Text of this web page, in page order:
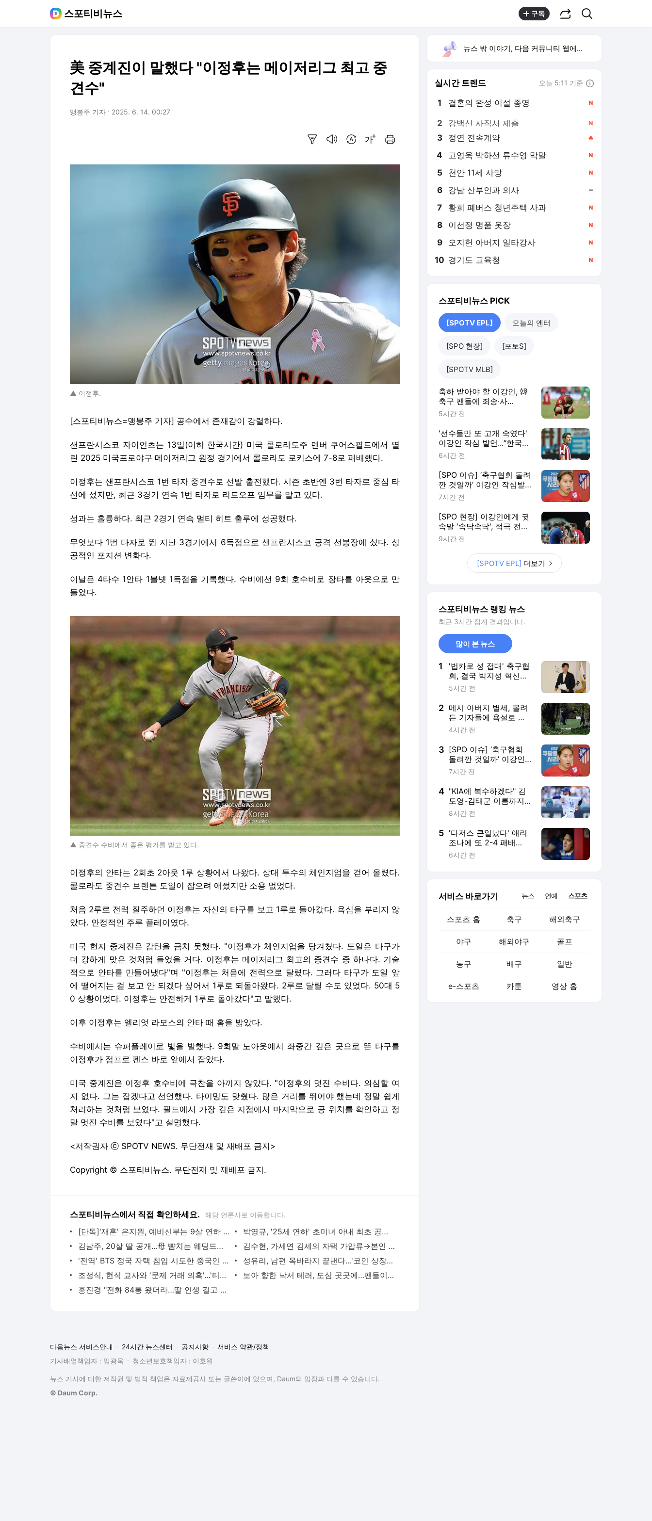
스포티비뉴스 구독
美 중계진이 말했다 "이정후는 메이저리그 최고 중
견수"
맹봉주 기자 2025. 6. 14. 00:27
▲ 이정후.
[스포티비뉴스=맹봉주 기자] 공수에서 존재감이 강렬하다.
샌프란시스코 자이언츠는 13일(이하 한국시간) 미국 콜로라도주 덴버 쿠어스필드에서 열
린 2025 미국프로야구 메이저리그 원정 경기에서 콜로라도 로키스에 7-8로 패배했다.
이정후는 샌프란시스코 1번 타자 중견수로 선발 출전했다. 시즌 초반엔 3번 타자로 중심 타
선에 섰지만, 최근 3경기 연속 1번 타자로 리드오프 임무를 맡고 있다.
성과는 훌륭하다. 최근 2경기 연속 멀티 히트 출루에 성공했다.
무엇보다 1번 타자로 뛴 지난 3경기에서 6득점으로 샌프란시스코 공격 선봉장에 섰다. 성
공적인 포지션 변화다.
이날은 4타수 1안타 1볼넷 1득점을 기록했다. 수비에선 9회 호수비로 장타를 아웃으로 만
들었다.
▲ 중견수 수비에서 좋은 평가를 받고 있다.
이정후의 안타는 2회초 2아웃 1루 상황에서 나왔다. 상대 투수의 체인지업을 걷어 올렸다.
콜로라도 중견수 브렌튼 도일이 잡으려 애썼지만 소용 없었다.
처음 2루로 전력 질주하던 이정후는 자신의 타구를 보고 1루로 돌아갔다. 욕심을 부리지 않
았다. 안정적인 주루 플레이였다.
미국 현지 중계진은 감탄을 금치 못했다. "이정후가 체인지업을 당겨쳤다. 도일은 타구가
더 강하게 맞은 것처럼 들었을 거다. 이정후는 메이저리그 최고의 중견수 중 하나다. 기술
적으로 안타를 만들어냈다"며 "이정후는 처음에 전력으로 달렸다. 그러다 타구가 도일 앞
에 떨어지는 걸 보고 안 되겠다 싶어서 1루로 되돌아왔다. 2루로 달릴 수도 있었다. 50대 5
0 상황이었다. 이정후는 안전하게 1루로 돌아갔다"고 말했다.
이후 이정후는 엘리엇 라모스의 안타 때 홈을 밟았다.
수비에서는 슈퍼플레이로 빛을 발했다. 9회말 노아웃에서 좌중간 깊은 곳으로 뜬 타구를
이정후가 점프로 펜스 바로 앞에서 잡았다.
미국 중계진은 이정후 호수비에 극찬을 아끼지 않았다. "이정후의 멋진 수비다. 의심할 여
지 없다. 그는 잡겠다고 선언했다. 타이밍도 맞췄다. 많은 거리를 뛰어야 했는데 정말 쉽게
처리하는 것처럼 보였다. 필드에서 가장 깊은 지점에서 마지막으로 공 위치를 확인하고 정
말 멋진 수비를 보였다"고 설명했다.
<저작권자 ⓒ SPOTV NEWS. 무단전재 및 재배포 금지>
Copyright © 스포티비뉴스. 무단전재 및 재배포 금지.
스포티비뉴스에서 직접 확인하세요. 해당 언론사로 이동합니다.
[단독]'재혼' 은지원, 예비신부는 9살 연하 스타일리스트 - SPOTV NEWS
박영규, '25세 연하' 초미녀 아내 최초 공개…"유작이라는 마음으로"('살림남') - SPOTV NEWS
김남주, 20살 딸 공개…母 뺨치는 웨딩드레스 자태 '시선집중' - SPOTV NEWS
김수현, 가세연 김세의 자택 가압류→본인 자택은 광고주에 가압류 '어쩌나'[종합] - SPOTV NEWS
'전역' BTS 정국 자택 침입 시도한 중국인 여성, 경찰에 현행범 체포 - SPOTV NEWS
성유리, 남편 옥바라지 끝낸다…'코인 상장 뒷돈→구속' 안성현 보석 인용 - SPOTV NEWS
조정식, 현직 교사와 '문제 거래 의혹'…'티처스2' 인터뷰서 해명할까 - SPOTV NEWS
보아 향한 낙서 테러, 도심 곳곳에…팬들이 직접 지웠다 '분노' - SPOTV NEWS
홍진경 "전화 84통 왔더라…딸 인생 걸고 맹세" 빨간옷 정치색 논란 해명[종합] - SPOTV NEWS
뉴스 밖 이야기, 다음 커뮤니티 웹에서 보기
실시간 트렌드 오늘 5:11 기준
1 결혼의 완성 이설 종영
2 강백신 사직서 제출
3 정연 전속계약
4 고영욱 박하선 류수영 막말
5 천안 11세 사망
6 강남 산부인과 의사
7 황희 폐버스 청년주택 사과
8 이선정 명품 옷장
9 오지헌 아버지 일타강사
10 경기도 교육청
스포티비뉴스 PICK
[SPOTV EPL] 오늘의 엔터
[SPO 현장] [포토S]
[SPOTV MLB]
축하 받아야 할 이강인, 韓
축구 팬들에 죄송·사
과…“대한민국 축구로 기쁨
많이 사랑해 주셨으면” 읍
소
5시간 전
'선수들만 또 고개 숙였다'
이강인 작심 발언...“한국
축구 좋은 상황 아니지만”
6시간 전
[SPO 이슈] ‘축구협회 돌려
깐 것일까’ 이강인 작심발
언 “많은 분들이 생각 잘 해
7시간 전
[SPO 현장] 이강인에게 귓
속말 '속닥속닥', 적극 전술
지시 내린 시메오네 감독...
9시간 전
[SPOTV EPL] 더보기
스포티비뉴스 랭킹 뉴스
최근 3시간 집계 결과입니다.
많이 본 뉴스
1
'법카로 성 접대' 축구협
회, 결국 박지성 혁신위
권고안 수용 의사 "선거
대국민 사과문에 명시
5시간 전
2 메시 아버지 별세, 몰려
든 기자들에 욕설로 분
노한 메시 형…고향 이
모하길" 배려
4시간 전
3
[SPO 이슈] ‘축구협회
돌려깐 것일까’ 이강인
작심발언 “많은 분들이
7시간 전
4 "KIA에 복수하겠다" 김
도영-김태군 이름까지
똑똑히 기억 중…페덱의
8시간 전
5 '다저스 큰일났다' 애리
조나에 또 2-4 패배
→10G 2승 8패 부진…
6시간 전
서비스 바로가기 뉴스 연예 스포츠
스포츠 홈 축구 해외축구
야구 해외야구 골프
농구 배구 일반
e-스포츠 카툰 영상 홈
다음뉴스 서비스안내 24시간 뉴스센터 공지사항
서비스 약관/정책
기사배열책임자 : 임광욱
청소년보호책임자 : 이호원
뉴스 기사에 대한 저작권 및 법적 책임은 자료제공사 또는 글쓴이에 있으며, Daum의 입장과 다를 수 있습니다.
© Daum Corp.